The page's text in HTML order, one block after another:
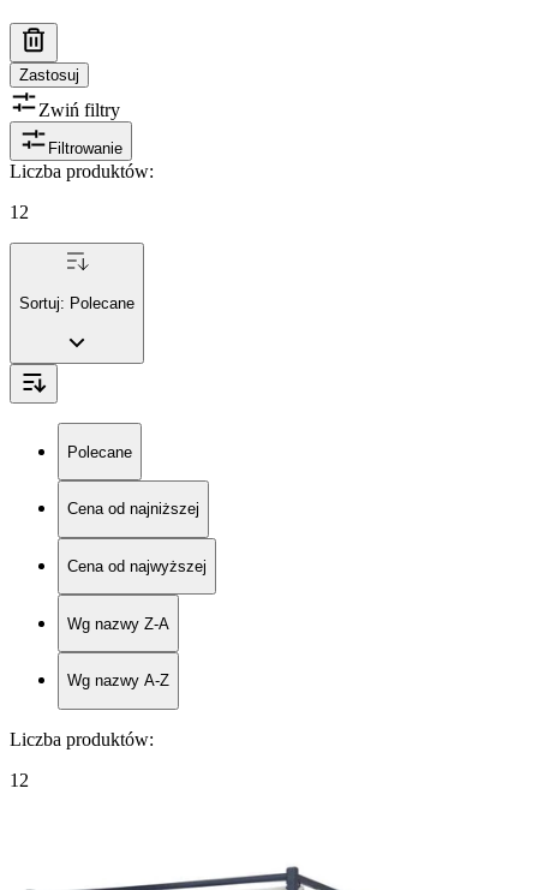
Zastosuj
Zwiń filtry
Filtrowanie
Liczba produktów:
12
Sortuj: Polecane
Polecane
Cena od najniższej
Cena od najwyższej
Wg nazwy Z-A
Wg nazwy A-Z
Liczba produktów:
12